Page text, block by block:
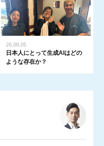
26.08.05
日本人にとって生成AIはどの
ような存在か？